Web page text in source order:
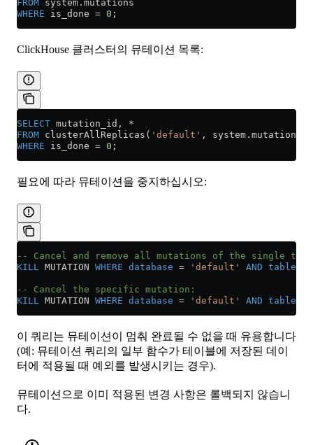
FROM system . mutations
WHERE is_done = 0 ;
ClickHouse 클러스터의 뮤테이션 목록:
SELECT mutation_id, *
FROM clusterAllReplicas( 'default' , system . mutations
WHERE is_done = 0 ;
필요에 따라 뮤테이션을 중지하십시오:
-- Cancel and remove all mutations of the single
KILL MUTATION WHERE database = 'default' AND table
-- Cancel the specific mutation:
KILL MUTATION WHERE database = 'default' AND table
이 쿼리는 뮤테이션이 멈춰 완료될 수 없을 때 유용합니다
(예: 뮤테이션 쿼리의 일부 함수가 테이블에 저장된 데이
터에 적용될 때 예외를 발생시키는 경우).
뮤테이션으로 이미 적용된 변경 사항은 롤백되지 않습니
다.